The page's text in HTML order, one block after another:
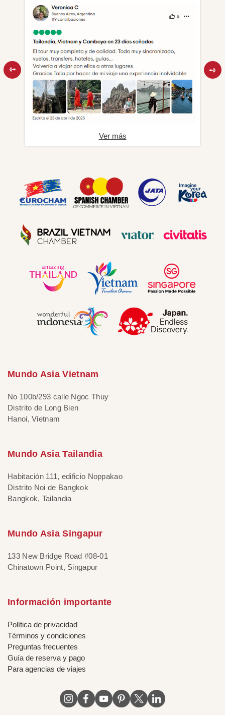
Ver más
Mundo Asia Vietnam
No 100b/293 calle Ngoc Thuy
Distrito de Long Bien
Hanoi, Vietnam
Mundo Asia Tailandia
Habitación 111, edificio Noppakao
Distrito Noi de Bangkok
Bangkok, Tailandia
Mundo Asia Singapur
133 New Bridge Road #08-01
Chinatown Point, Singapur
Información importante
Política de privacidad
Términos y condiciones
Preguntas frecuentes
Guía de reserva y pago
Para agencias de viajes